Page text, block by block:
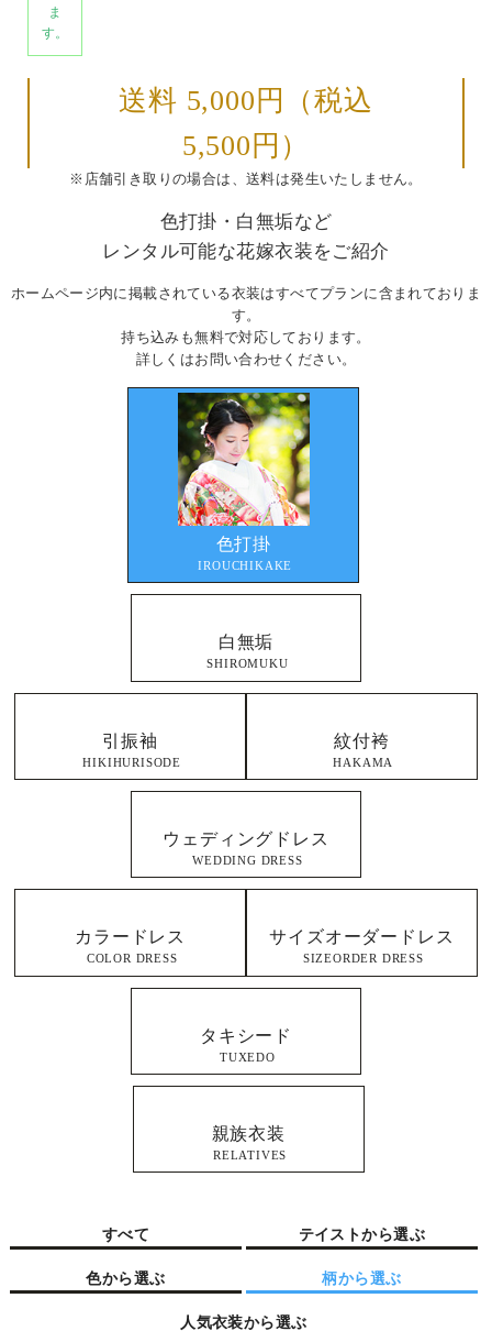
ま
す。
送料 5,000円
（税込
5,500円）
※店舗引き取りの場合は、送料は発生いたしません。
色打掛・白無垢など
レンタル可能な花嫁衣装をご紹介
ホームページ内に掲載されている衣装はすべてプランに含まれておりま
す。
持ち込みも無料で対応しております。
詳しくはお問い合わせください。
色打掛
IROUCHIKAKE
白無垢
SHIROMUKU
引振袖
HIKIHURISODE
紋付袴
HAKAMA
ウェディングドレス
WEDDING DRESS
カラードレス
COLOR DRESS
サイズオーダードレス
SIZEORDER DRESS
タキシード
TUXEDO
親族衣装
RELATIVES
すべて テイストから選ぶ
色から選ぶ 柄から選ぶ
人気衣装から選ぶ